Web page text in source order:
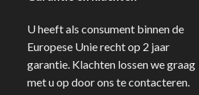
U heeft als consument binnen de
Europese Unie recht op 2 jaar
garantie. Klachten lossen we graag
met u op door ons te contacteren.